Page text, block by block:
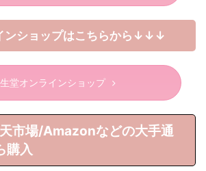
ンショップはこちらから↓↓↓
堂オンラインショップ
市場/Amazonなどの大手通
購入